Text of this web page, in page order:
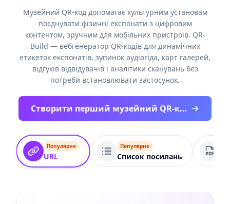
Музейний QR-код допомагає культурним установам
поєднувати фізичні експонати з цифровим
контентом, зручним для мобільних пристроїв. QR-
Build — вебгенератор QR-кодів для динамічних
етикеток експонатів, зупинок аудіогіда, карт галерей,
відгуків відвідувачів і аналітики сканувань без
потреби встановлювати застосунок.
Створити перший музейний QR-код безкоштовно
Популярне
URL
Популярне
Список посилань